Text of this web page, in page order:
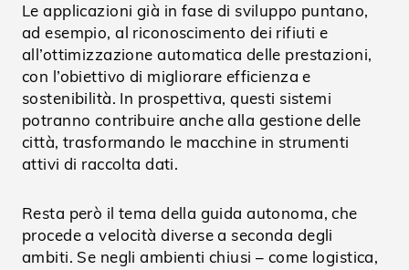
Le applicazioni già in fase di sviluppo puntano,
ad esempio, al riconoscimento dei rifiuti e
all’ottimizzazione automatica delle prestazioni,
con l’obiettivo di migliorare efficienza e
sostenibilità. In prospettiva, questi sistemi
potranno contribuire anche alla gestione delle
città, trasformando le macchine in strumenti
attivi di raccolta dati.
Resta però il tema della guida autonoma, che
procede a velocità diverse a seconda degli
ambiti. Se negli ambienti chiusi – come logistica,